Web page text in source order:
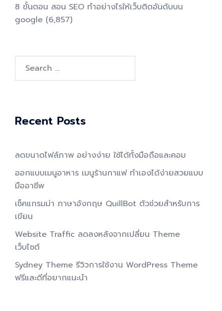
8 ขั้นตอน สอน SEO ทําอย่างไรให้เว็บติดอันดับบน
google (6,857)
for:
Recent Posts
ลดขนาดไฟล์ภาพ อย่างง่าย ใช้ได้ทั้งมือถือและคอม
ออกแบบเมนูอาหาร เมนูร้านกาแฟ ทำเองได้ง่ายสวยแบบ
มืออาชีพ
เช็คแกรมม่า ภาษาอังกฤษ QuillBot ตัวช่วยสำหรับการ
เขียน
Website Traffic ลดลงหลังจากเปลี่ยน Theme
เว็บไซต์
Sydney Theme รีวิวการใช้งาน WordPress Theme
ฟรีและดีที่อยากแนะนำ